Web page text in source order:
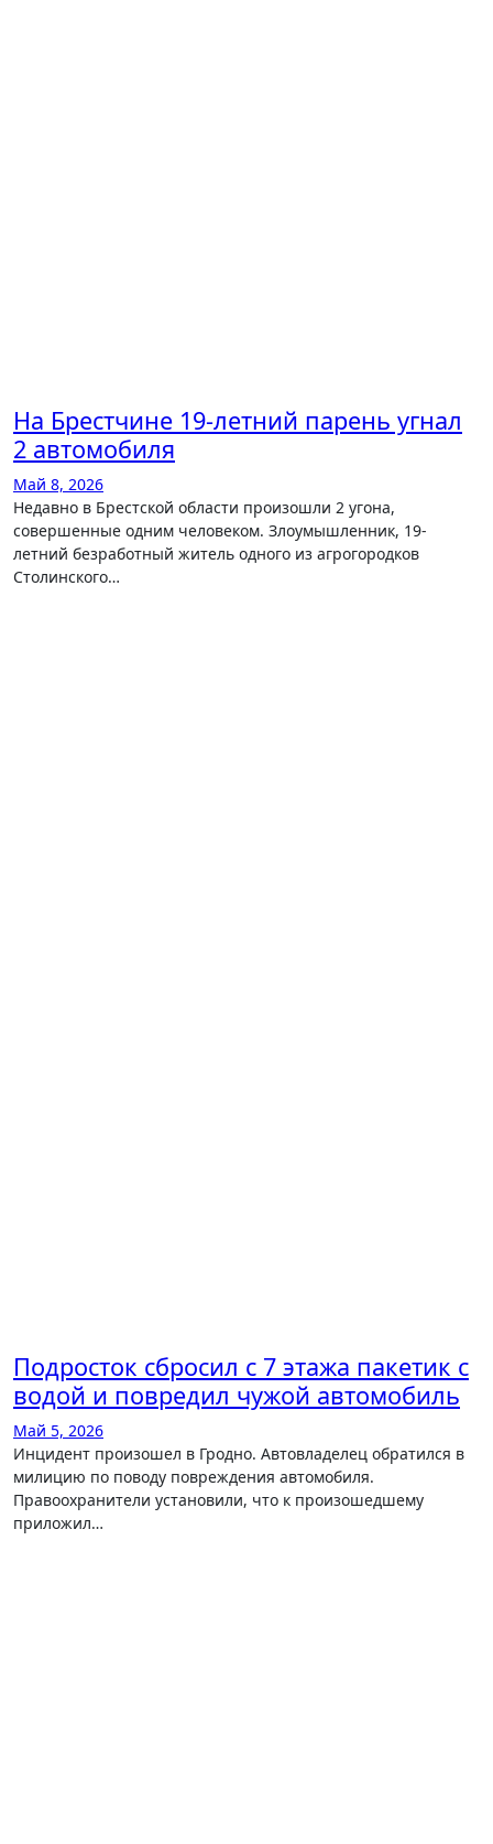
На Брестчине 19-летний парень угнал
2 автомобиля
Май 8, 2026
Недавно в Брестской области произошли 2 угона,
совершенные одним человеком. Злоумышленник, 19-
летний безработный житель одного из агрогородков
Столинского…
Подросток сбросил с 7 этажа пакетик с
водой и повредил чужой автомобиль
Май 5, 2026
Инцидент произошел в Гродно. Автовладелец обратился в
милицию по поводу повреждения автомобиля.
Правоохранители установили, что к произошедшему
приложил…